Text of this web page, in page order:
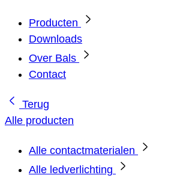
Producten
Downloads
Over Bals
Contact
Terug
Alle producten
Alle contactmaterialen
Alle ledverlichting